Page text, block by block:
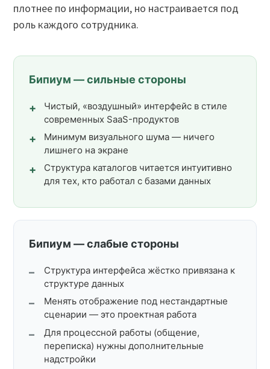
плотнее по информации, но настраивается под
роль каждого сотрудника.
Бипиум — сильные стороны
Чистый, «воздушный» интерфейс в стиле
современных SaaS-продуктов
Минимум визуального шума — ничего
лишнего на экране
Структура каталогов читается интуитивно
для тех, кто работал с базами данных
Бипиум — слабые стороны
Структура интерфейса жёстко привязана к
структуре данных
Менять отображение под нестандартные
сценарии — это проектная работа
Для процессной работы (общение,
переписка) нужны дополнительные
надстройки